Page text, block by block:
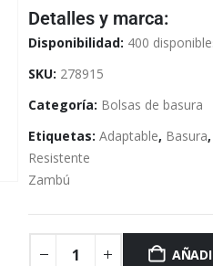
Detalles y marca:
Disponibilidad: 400
SKU: 278915
Categoría: Bolsas de basura
Etiquetas: Adaptable, Basura,
Resistente
Zambú